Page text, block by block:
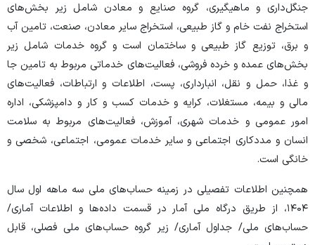
جنگل‌داری و ماهیگیری، گروه صنایع و معادن شامل زیر بخش‌های
استخراج نفت خام و گاز طبیعی، استخراج سایر معادن، صنعت، تامین آب
و برق، توزیع گاز طبیعی و ساختمان است و گروه خدمات شامل زیر
بخش‌های عمده و خرده فروشی، فعالیت‌های خدماتی مربوط به تامین جا
و غذا، حمل و نقل، انبارداری، پست، اطلاعات و ارتباطات، فعالیت‌های
مالی و بیمه، مستغلات، کرایه و خدمات کسب و کار و دامپزشکی، اداره
امور عمومی و خدمات شهری، آموزش، فعالیت‌های مربوط به سلامت
انسان و مددکاری اجتماعی و سایر خدمات عمومی، اجتماعی، شخصی و
خانگی است.
همچنین اطلاعات تفصیلی در زمینه حساب‌های ملی سه ماهه اول سال
۱۴۰۴، از طریق درگاه ملی آمار در قسمت داده‌ها و اطلاعات آماری/
حساب‌های ملی/ جداول آماری/ زیر گروه حساب‌های ملی فصلی، قابل